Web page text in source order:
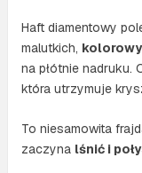
Haft diamentowy
malutkich,
na płótnie nadruku.
która utrzymuje
To niesamowita
zaczyna lśnić i